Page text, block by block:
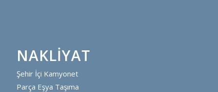
NAKLIYAT
Şehir İçi Kamyonet
Parça Eşya Taşıma